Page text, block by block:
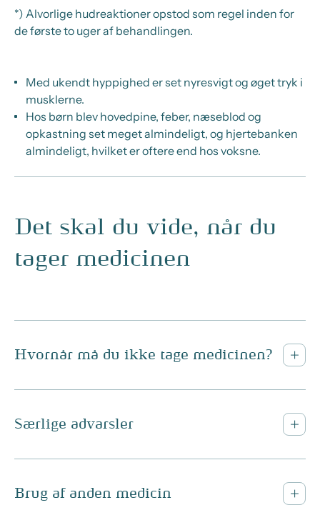
*) Alvorlige hudreaktioner opstod som regel inden for
de første to uger af behandlingen.
Med ukendt hyppighed er set nyresvigt og øget tryk i
musklerne.
Hos børn blev hovedpine, feber, næseblod og
opkastning set meget almindeligt, og hjertebanken
almindeligt, hvilket er oftere end hos voksne.
Det skal du vide, når du
tager medicinen
Hvornår må du ikke tage medicinen?
Særlige advarsler
Brug af anden medicin